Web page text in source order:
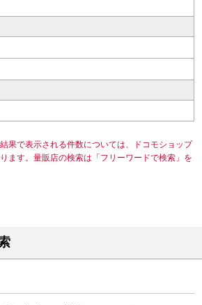
果で表示される件数については、ドコモショップ
ます。量販店の検索は「フリーワードで検索」を